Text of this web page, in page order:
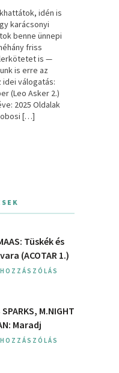
idén is
karácsonyi
benne ünnepi
friss
is —
is erre az
válogatás:
(Leo Asker 2.)
2025 Oldalak
[…]
Tüskék és
(ACOTAR 1.)
M.NIGHT
Maradj